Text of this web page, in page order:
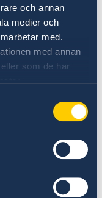
och annan
medier och
med.
med annan
som de har
miljövänliga.
av bil du kör, i
och vilken
För att den
för